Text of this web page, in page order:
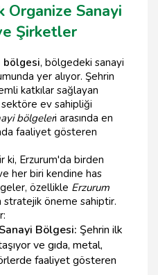
Organize Sanayi
Şirketler
bölgesi, bölgedeki sanayi
yer alıyor. Şehrin
katkılar sağlayan
sektöre ev sahipliği
bölgeleri arasında en
faaliyet gösteren
ki, Erzurum'da birden
her biri kendine has
özellikle Erzurum
stratejik öneme sahiptir.
Bölgesi: Şehrin ilk
ve gıda, metal,
faaliyet gösteren